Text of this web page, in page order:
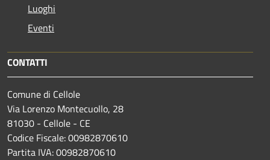
Luoghi
Eventi
CONTATTI
Comune di Cellole
Via Lorenzo Montecuollo, 28
81030 - Cellole - CE
Codice Fiscale: 00982870610
Partita IVA: 00982870610